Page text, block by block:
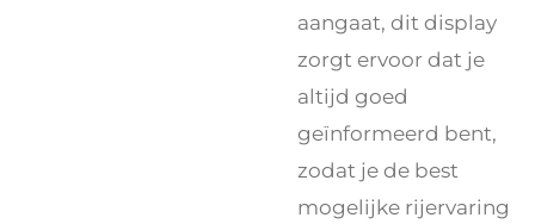
aangaat, dit display
zorgt ervoor dat je
altijd goed
geïnformeerd bent,
zodat je de best
mogelijke rijervaring